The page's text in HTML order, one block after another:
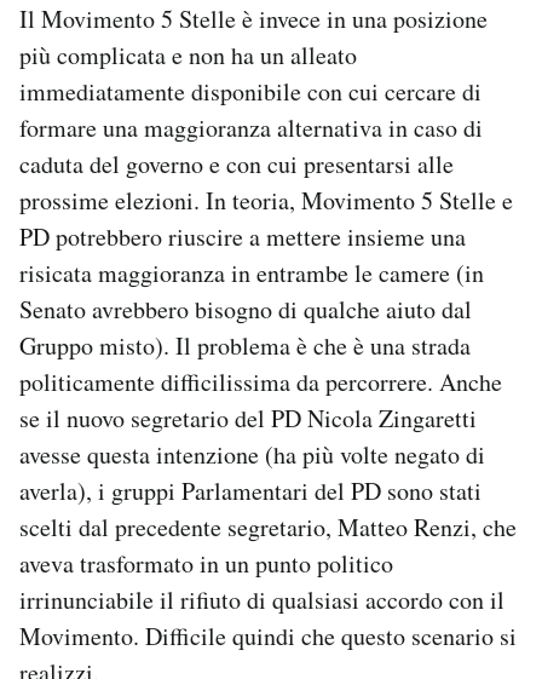
Il Movimento 5 Stelle è invece in una posizione
più complicata e non ha un alleato
immediatamente disponibile con cui cercare di
formare una maggioranza alternativa in caso di
caduta del governo e con cui presentarsi alle
prossime elezioni. In teoria, Movimento 5 Stelle e
PD potrebbero riuscire a mettere insieme una
risicata maggioranza in entrambe le camere (in
Senato avrebbero bisogno di qualche aiuto dal
Gruppo misto). Il problema è che è una strada
politicamente difficilissima da percorrere. Anche
se il nuovo segretario del PD Nicola Zingaretti
avesse questa intenzione (ha più volte negato di
averla), i gruppi Parlamentari del PD sono stati
scelti dal precedente segretario, Matteo Renzi, che
aveva trasformato in un punto politico
irrinunciabile il rifiuto di qualsiasi accordo con il
Movimento. Difficile quindi che questo scenario si